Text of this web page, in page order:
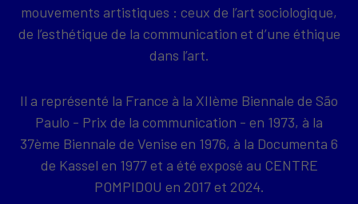
mouvements artistiques : ceux de l’art sociologique,
de l’esthétique de la communication et d’une éthique
dans l’art.
Il a représenté la France à la XIIème Biennale de São
Paulo - Prix de la communication - en 1973, à la
37ème Biennale de Venise en 1976, à la Documenta 6
de Kassel en 1977 et a été exposé au CENTRE
POMPIDOU en 2017 et 2024.